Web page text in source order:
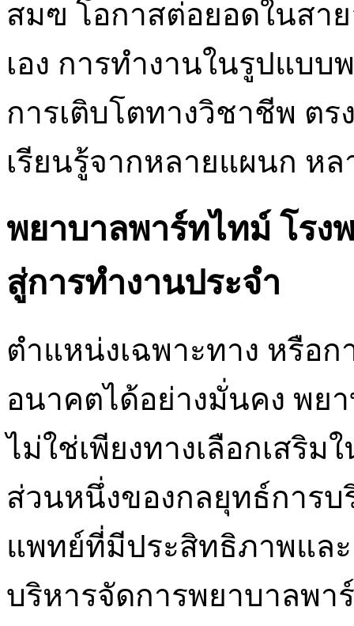
สมฃ โอกาสต่อยอดในสา
เอง การทำงานในรูปแบ
การเติบโตทางวิชาชีพ ตร
เรียนรู้จากหลายแผนก หล
พยาบาลพาร์ทไทม์ โรง
สู่การทำงานประจำ
ตำแหน่งเฉพาะทาง หรือ
อนาคตได้อย่างมั่นคง พย
ไม่ใช่เพียงทางเลือกเสริม
ส่วนหนึ่งของกลยุทธ์การ
แพทย์ที่มีประสิทธิภาพแล
บริหารจัดการพยาบาลพา